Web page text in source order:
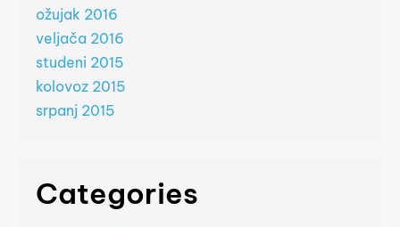
ožujak 2016
veljača 2016
studeni 2015
kolovoz 2015
srpanj 2015
Categories